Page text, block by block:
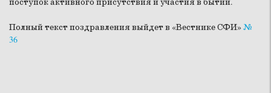
поступок активного присутствия и участия в бытии.
Полный текст поздравления выйдет в «Вестнике СФИ» №
36